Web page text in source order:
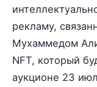
рекламу,
Мухаммедом
NFT, который
аукционе 23